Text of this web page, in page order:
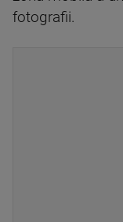
fotografii.